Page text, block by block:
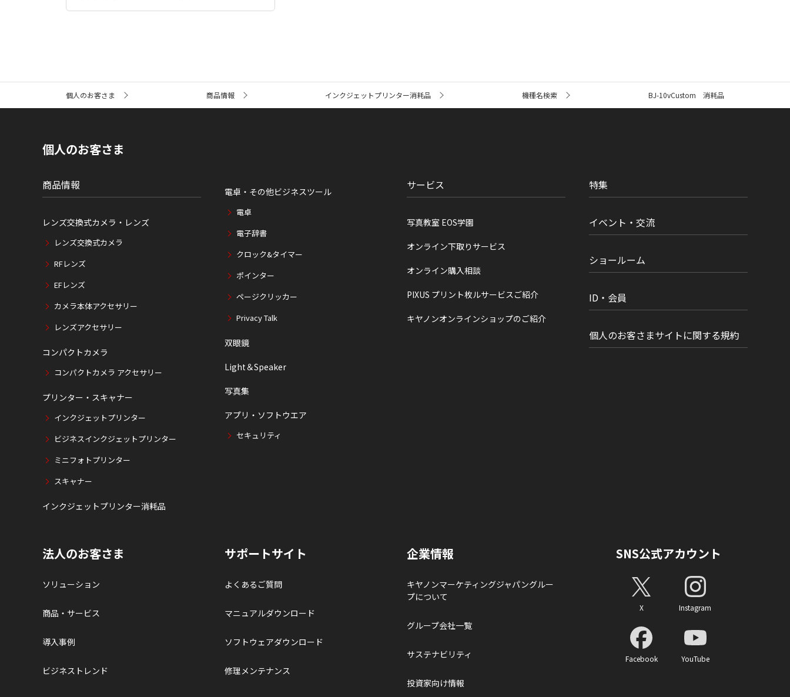
ト
個人のお客さま 商品情報 インクジェットプリンター消耗品 機種名検索 BJ-10vCustom 消耗品
個人のお客さま
商品情報
レンズ交換式カメラ・レンズ
レンズ交換式カメラ
RFレンズ
EFレンズ
カメラ本体アクセサリー
レンズアクセサリー
コンパクトカメラ
コンパクトカメラ アクセサリー
プリンター・スキャナー
インクジェットプリンター
ビジネスインクジェットプリンター
ミニフォトプリンター
スキャナー
インクジェットプリンター消耗品
電卓・その他ビジネスツール
電卓
電子辞書
クロック&タイマー
ポインター
ページクリッカー
Privacy Talk
双眼鏡
Light＆Speaker
写真集
アプリ・ソフトウエア
セキュリティ
サービス
写真教室 EOS学園
オンライン下取りサービス
オンライン購入相談
PIXUS プリント枚ルサービスご紹介
キヤノンオンラインショップのご紹介
特集
イベント・交流
ショールーム
ID・会員
個人のお客さまサイトに関する規約
法人のお客さま
ソリューション
商品・サービス
導入事例
ビジネストレンド
サポートサイト
よくあるご質問
マニュアルダウンロード
ソフトウェアダウンロード
修理メンテナンス
企業情報
キヤノンマーケティングジャパングルー
プについて
グループ会社一覧
サステナビリティ
投資家向け情報
SNS公式アカウント
X Instagram
Facebook YouTube